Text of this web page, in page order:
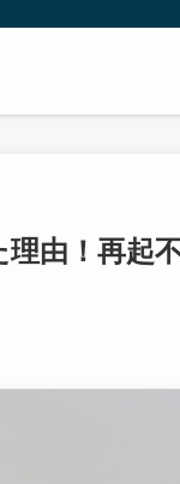
理由！再起